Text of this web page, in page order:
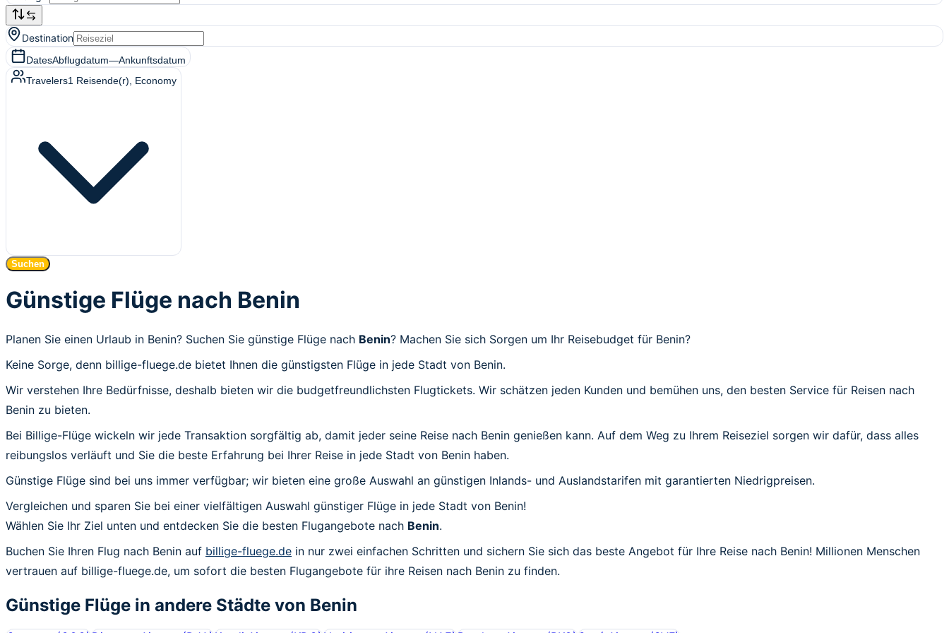
Destination
DatesAbflugdatum—Ankunftsdatum
Travelers1 Reisende(r) , Economy
Suchen
Günstige Flüge nach Benin
Planen Sie einen Urlaub in Benin? Suchen Sie günstige Flüge nach Benin? Machen Sie sich Sorgen um Ihr Reisebudget für Benin?
Keine Sorge, denn billige-fluege.de bietet Ihnen die günstigsten Flüge in jede Stadt von Benin.
Wir verstehen Ihre Bedürfnisse, deshalb bieten wir die budgetfreundlichsten Flugtickets. Wir schätzen jeden Kunden und bemühen uns, den besten Service für Reisen nach
Benin zu bieten.
Bei Billige-Flüge wickeln wir jede Transaktion sorgfältig ab, damit jeder seine Reise nach Benin genießen kann. Auf dem Weg zu Ihrem Reiseziel sorgen wir dafür, dass alles
reibungslos verläuft und Sie die beste Erfahrung bei Ihrer Reise in jede Stadt von Benin haben.
Günstige Flüge sind bei uns immer verfügbar; wir bieten eine große Auswahl an günstigen Inlands- und Auslandstarifen mit garantierten Niedrigpreisen.
Vergleichen und sparen Sie bei einer vielfältigen Auswahl günstiger Flüge in jede Stadt von Benin!
Wählen Sie Ihr Ziel unten und entdecken Sie die besten Flugangebote nach Benin.
Buchen Sie Ihren Flug nach Benin auf billige-fluege.de in nur zwei einfachen Schritten und sichern Sie sich das beste Angebot für Ihre Reise nach Benin! Millionen Menschen
vertrauen auf billige-fluege.de, um sofort die besten Flugangebote für ihre Reisen nach Benin zu finden.
Günstige Flüge in andere Städte von Benin